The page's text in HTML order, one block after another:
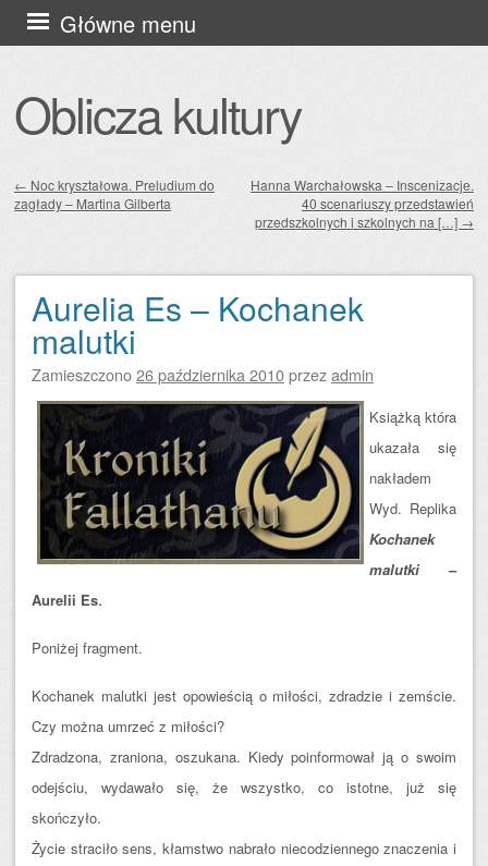
Oblicza kultury
Główne menu
Przejdź
do
Zobacz wpisy
← Noc kryształowa. Preludium do
zagłady – Martina Gilberta
Hanna Warchałowska – Inscenizacje.
40 scenariuszy przedstawień
przedszkolnych i szkolnych na […] →
Aurelia Es – Kochanek
malutki
Zamieszczono26 października 2010przezadmin
Książką która
ukazała się
nakładem
Wyd. Replika
Kochanek
malutki –
Aurelii Es.
Poniżej fragment.
Kochanek malutki jest opowieścią o miłości, zdradzie i zemście.
Czy można umrzeć z miłości?
Zdradzona, zraniona, oszukana. Kiedy poinformował ją o swoim
odejściu, wydawało się, że wszystko, co istotne, już się
skończyło.
Życie straciło sens, kłamstwo nabrało niecodziennego znaczenia i